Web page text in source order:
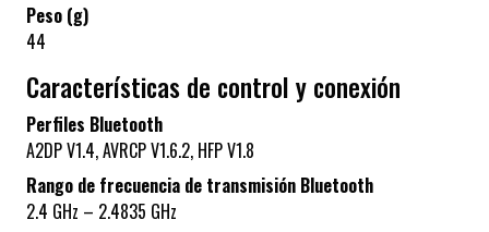
Peso (g)
44
Características de control y conexión
Perfiles Bluetooth
A2DP V1.4, AVRCP V1.6.2, HFP V1.8
Rango de frecuencia de transmisión Bluetooth
2.4 GHz – 2.4835 GHz